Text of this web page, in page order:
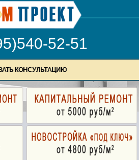
52-51
КОНСУЛЬТАЦИЮ